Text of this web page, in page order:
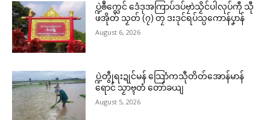
ညးဒါန်လိက်
ကေတ်အဆက်
March 23, 2026
In "ပရိုၚ်"
မာန် သာ်လဵုဒးရေၚ်တၠုၚ်အာရော
February 14, 2026
In "ပရိုၚ်"
တရဴပၠန်ဂတး စိုပ်ဒၟံၚ်ဂၠံၚ်လဵုရရော
ပ္ဍဲၜဳက္လေင် ဒေံဒုအကြာပ်ဒပ်ဗၠာဲသၟိင်ပါလုပ်ကီု သီု
ဖအိုတ် သၟတ် (၇) တၠ ဒးဒုင်ရပ်သ္ပကောန်ပၞာန်
August 6, 2026
ပ္ဍဲတွဵုရးဍုင်မန် သြောံကသီုတိတ်အောန်မာန်
ရောင် သၟာဗ္ၚတံ တော်ခယျ
August 5, 2026